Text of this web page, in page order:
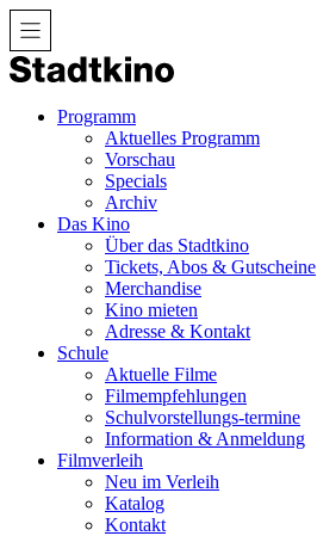
Zum
Inhalt
Programm
Aktuelles Programm
Vorschau
Specials
Archiv
Das Kino
Über das Stadtkino
Tickets, Abos & Gutscheine
Merchandise
Kino mieten
Adresse & Kontakt
Schule
Aktuelle Filme
Filmempfehlungen
Schulvorstellungs-termine
Information & Anmeldung
Filmverleih
Neu im Verleih
Katalog
Kontakt